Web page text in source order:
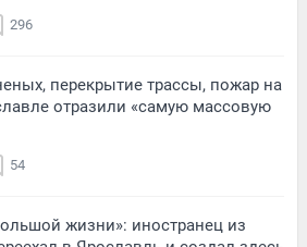
296
перекрытие трассы, пожар на
отразили «самую массовую
54
жизни»: иностранец из